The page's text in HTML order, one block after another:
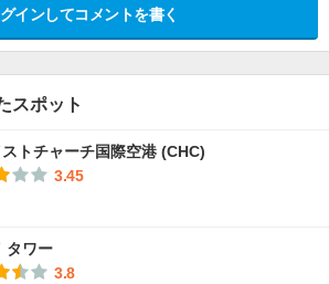
インしてコメントを書く
スポット
トチャーチ国際空港 (CHC)
3.45
タワー
3.8